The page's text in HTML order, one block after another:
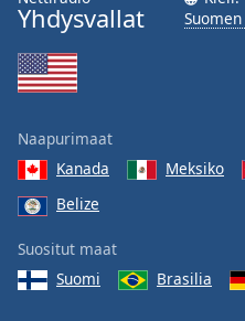
Yhdysvallat
Naapurimaat
Kanada
Meksiko
Belize
Suositut maat
Suomi
Brasilia